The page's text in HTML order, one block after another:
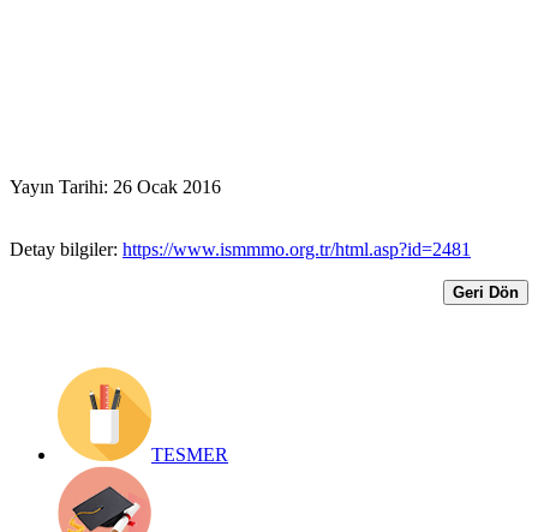
Yayın Tarihi: 26 Ocak 2016
Detay bilgiler: https://www.ismmmo.org.tr/html.asp?id=2481
Geri Dön
TESMER